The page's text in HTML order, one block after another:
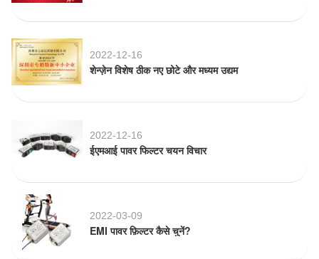
2022-12-16
शेन्ज़ेन विशेष ठीक नए छोटे और मध्यम उद्यम
2022-12-16
ईएमआई पावर फिल्टर चयन विचार
2022-03-09
EMI पावर फ़िल्टर कैसे चुनें?